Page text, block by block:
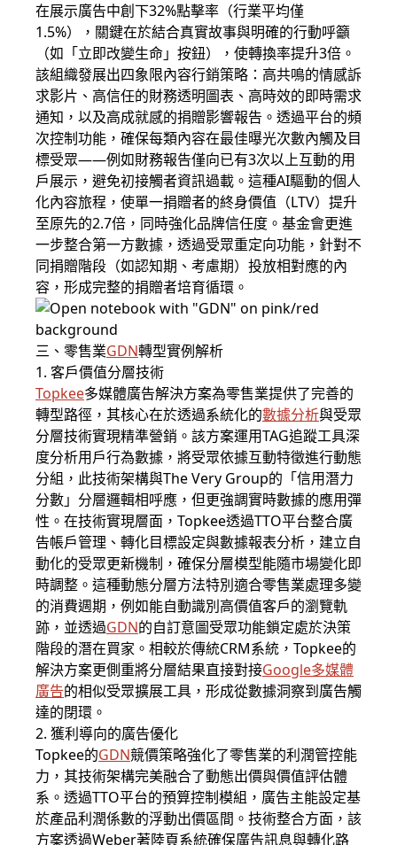
在展示廣告中創下32%點擊率（行業平均僅
1.5%），關鍵在於結合真實故事與明確的行動呼籲
（如「立即改變生命」按鈕），使轉換率提升3倍。
該組織發展出四象限內容行銷策略：高共鳴的情感訴
求影片、高信任的財務透明圖表、高時效的即時需求
通知，以及高成就感的捐贈影響報告。透過平台的頻
次控制功能，確保每類內容在最佳曝光次數內觸及目
標受眾——例如財務報告僅向已有3次以上互動的用
戶展示，避免初接觸者資訊過載。這種AI驅動的個人
化內容旅程，使單一捐贈者的終身價值（LTV）提升
至原先的2.7倍，同時強化品牌信任度。基金會更進
一步整合第一方數據，透過受眾重定向功能，針對不
同捐贈階段（如認知期、考慮期）投放相對應的內
容，形成完整的捐贈者培育循環。
三、零售業GDN轉型實例解析
1. 客戶價值分層技術
Topkee多媒體廣告解決方案為零售業提供了完善的
轉型路徑，其核心在於透過系統化的數據分析與受眾
分層技術實現精準營銷。該方案運用TAG追蹤工具深
度分析用戶行為數據，將受眾依據互動特徵進行動態
分組，此技術架構與The Very Group的「信用潛力
分數」分層邏輯相呼應，但更強調實時數據的應用彈
性。在技術實現層面，Topkee透過TTO平台整合廣
告帳戶管理、轉化目標設定與數據報表分析，建立自
動化的受眾更新機制，確保分層模型能隨市場變化即
時調整。這種動態分層方法特別適合零售業處理多變
的消費週期，例如能自動識別高價值客戶的瀏覽軌
跡，並透過GDN的自訂意圖受眾功能鎖定處於決策
階段的潛在買家。相較於傳統CRM系統，Topkee的
解決方案更側重將分層結果直接對接Google多媒體
廣告的相似受眾擴展工具，形成從數據洞察到廣告觸
達的閉環。
2. 獲利導向的廣告優化
Topkee的GDN競價策略強化了零售業的利潤管控能
力，其技術架構完美融合了動態出價與價值評估體
系。透過TTO平台的預算控制模組，廣告主能設定基
於產品利潤係數的浮動出價區間。技術整合方面，該
方案透過Weber著陸頁系統確保廣告訊息與轉化路